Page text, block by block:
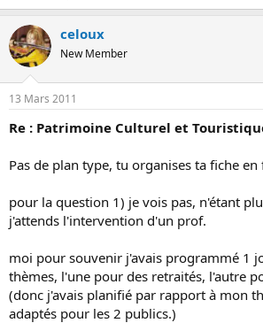
celoux
New Member
13 Mars 2011
Re : Patrimoine Culturel et
Pas de plan type, tu organises ta fiche
pour la question 1) je vois pas, n'étant
j'attends l'intervention d'un prof.
moi pour souvenir j'avais programmé 1
thèmes, l'une pour des retraités, l'autre
(donc j'avais planifié par rapport à mon
adaptés pour les 2 publics.)